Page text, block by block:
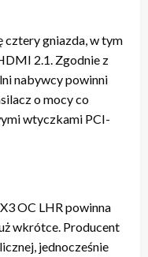
cztery gniazda, w tym
2.1. Zgodnie z
nabywcy powinni
o mocy co
wtyczkami PCI-
OC LHR powinna
wkrótce. Producent
jednocześnie